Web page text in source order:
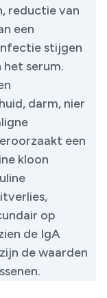
reductie van
een
stijgen
het serum.
darm, nier
een
kloon
op
de IgA
de waarden